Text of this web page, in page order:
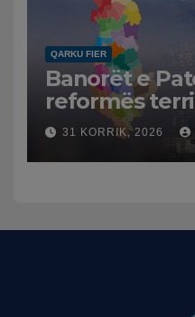
QARKU FIER
Banorët e
reformës
humbasim
qytetit
31 KORRIK, 2026